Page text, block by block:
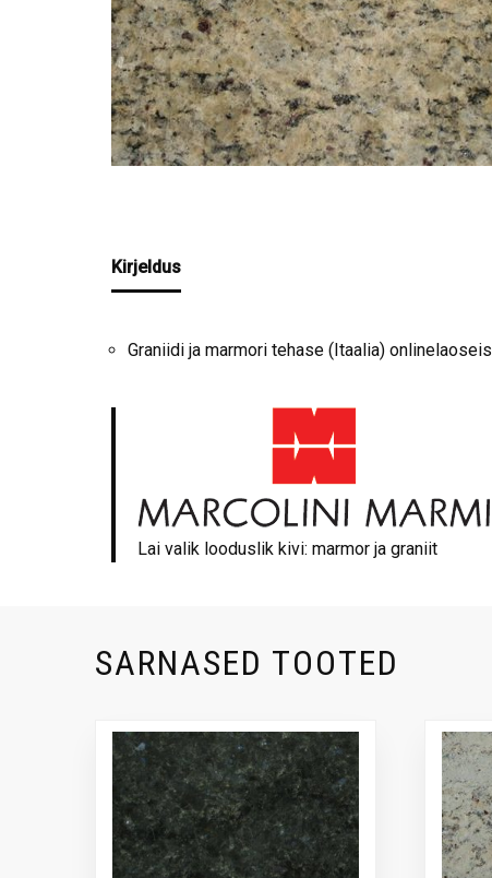
Kirjeldus
Graniidi ja marmori tehase (Itaalia) onlinelaoseis
Lai valik looduslik kivi: marmor ja graniit
SARNASED TOOTED